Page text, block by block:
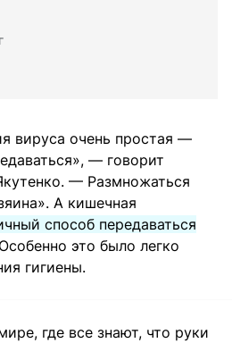
вируса очень простая —
— говорит
— Размножаться
А кишечная
способ передаваться
это было легко
гигиены.
где все знают, что руки